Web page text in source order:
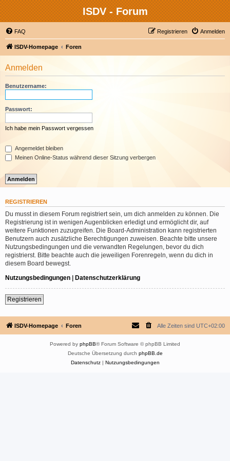
ISDV - Forum
FAQ Anmelden
Registrieren
ISDV-Homepage Foren
Anmelden
Benutzername:
Passwort:
Ich habe mein Passwort vergessen
Angemeldet bleiben
Meinen Online-Status während dieser Sitzung verbergen
REGISTRIEREN
Du musst in diesem Forum registriert sein, um dich anmelden zu können. Die
Registrierung ist in wenigen Augenblicken erledigt und ermöglicht dir, auf
weitere Funktionen zuzugreifen. Die Board-Administration kann registrierten
Benutzern auch zusätzliche Berechtigungen zuweisen. Beachte bitte unsere
Nutzungsbedingungen und die verwandten Regelungen, bevor du dich
registrierst. Bitte beachte auch die jeweiligen Forenregeln, wenn du dich in
diesem Board bewegst.
Nutzungsbedingungen | Datenschutzerklärung
Registrieren
ISDV-Homepage Foren Alle Zeiten sind UTC+02:00
Powered by phpBB® Forum Software © phpBB Limited
Deutsche Übersetzung durch phpBB.de
Datenschutz| Nutzungsbedingungen